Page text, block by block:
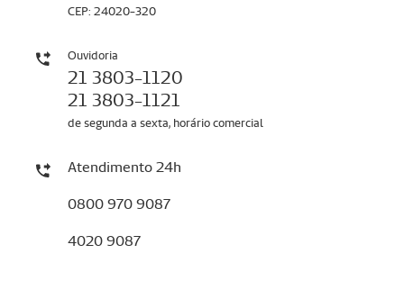
CEP: 24020-320
Ouvidoria
21 3803-1120
21 3803-1121
de segunda a sexta, horário comercial
Atendimento 24h
0800 970 9087
4020 9087